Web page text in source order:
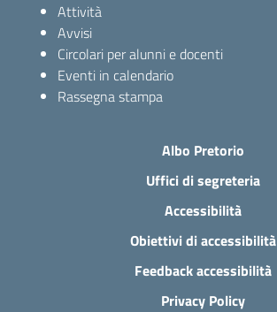
Attività
Avvisi
Circolari per alunni e docenti
Eventi in calendario
Rassegna stampa
Albo Pretorio
Uffici di segreteria
Accessibilità
Obiettivi di accessibilità
Feedback accessibilità
Privacy Policy